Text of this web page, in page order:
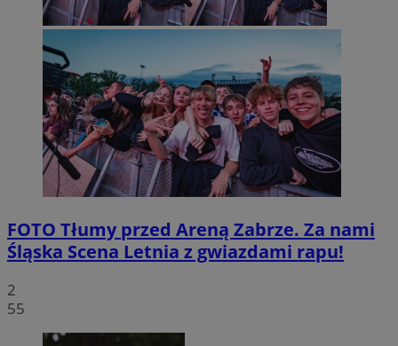
FOTO Tłumy przed Areną Zabrze. Za nami
Śląska Scena Letnia z gwiazdami rapu!
2
55